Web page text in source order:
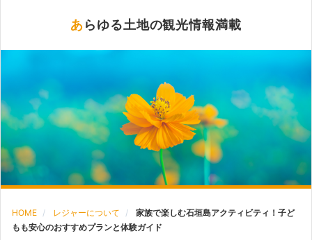
あらゆる土地の観光情報満載
HOME レジャーについて
家族で楽しむ石垣島アクティビティ！子ど
もも安心のおすすめプランと体験ガイド